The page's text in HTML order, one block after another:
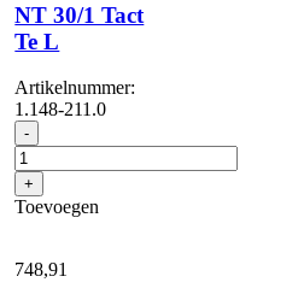
NT 30/1 Tact
Te L
Artikelnummer:
1.148-211.0
- NT
30/1
Tact
Te
L
+
Toevoegen
748,91